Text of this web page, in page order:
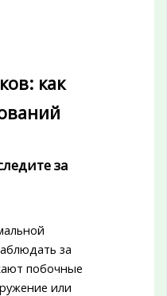
как
за
за
побочные
или